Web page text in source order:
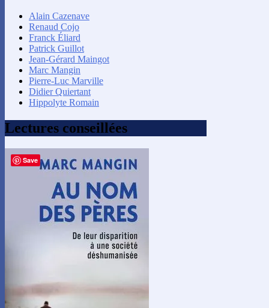
Alain Cazenave
Renaud Cojo
Franck Éliard
Patrick Guillot
Jean-Gérard Maingot
Marc Mangin
Pierre-Luc Marville
Didier Quiertant
Hippolyte Romain
Lectures conseillées
Save